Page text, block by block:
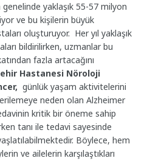
yaklaşık 55-57 milyon
ve bu kişilerin büyük
oluşturuyor. Her yıl yaklaşık
bildirilirken, uzmanlar bu
fazla artacağını
Hastanesi Nöroloji
günlük yaşam aktivitelerini
neden olan Alzheimer
kritik bir öneme sahip
tanı ile tedavi sayesinde
Böylece, hem
ve ailelerin karşılaştıkları